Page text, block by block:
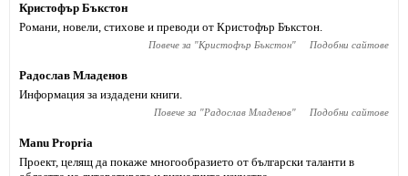
Кристофър Бъкстон
Романи, новели, стихове и преводи от Кристофър Бъкстон.
Повече за "Кристофър Бъкстон" Подобни сайтове
Радослав Младенов
Информация за издадени книги.
Повече за "Радослав Младенов" Подобни сайтове
Manu Prоpria
Проект, целящ да покаже многообразието от български таланти в